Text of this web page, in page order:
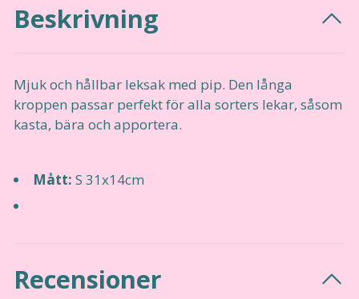
Beskrivning
Mjuk och hållbar leksak med pip. Den långa
kroppen passar perfekt för alla sorters lekar, såsom
kasta, bära och apportera.
Mått: S 31x14cm
Recensioner